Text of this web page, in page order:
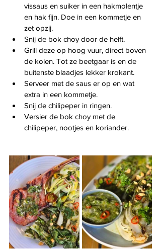
vissaus en suiker in een hakmolentje
en hak fijn. Doe in een kommetje en
zet opzij.
Snij de bok choy door de helft.
Grill deze op hoog vuur, direct boven
de kolen. Tot ze beetgaar is en de
buitenste blaadjes lekker krokant.
Serveer met de saus er op en wat
extra in een kommetje.
Snij de chilipeper in ringen.
Versier de bok choy met de
chilipeper, nootjes en koriander.